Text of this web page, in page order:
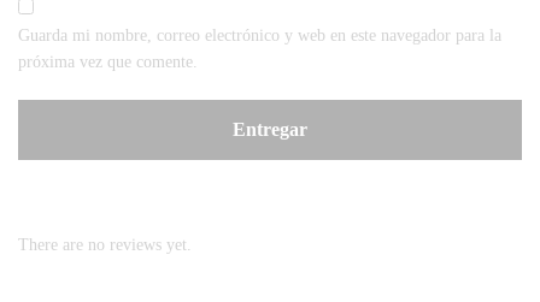
Guarda mi nombre, correo electrónico y web en este navegador para la
próxima vez que comente.
There are no reviews yet.